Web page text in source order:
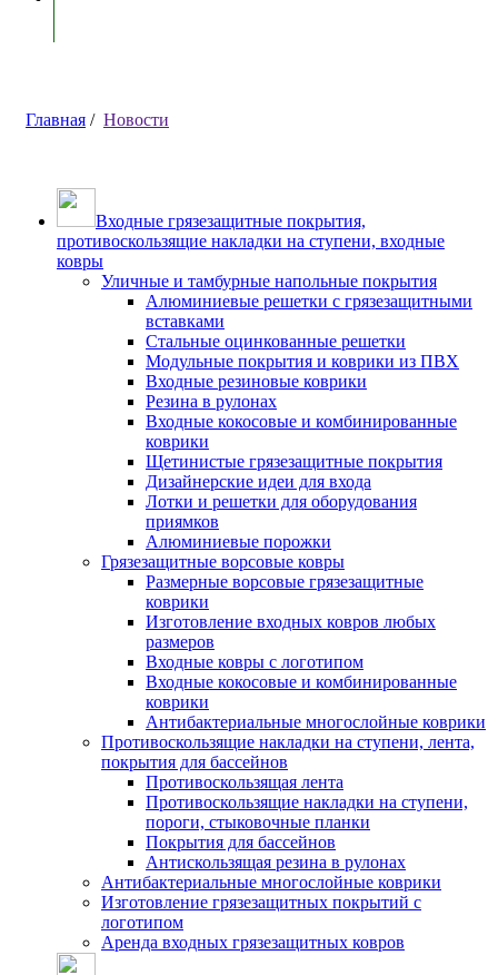
Главная / Новости
Входные грязезащитные покрытия,
противоскользящие накладки на ступени, входные
ковры
Уличные и тамбурные напольные покрытия
Алюминиевые решетки с грязезащитными
вставками
Стальные оцинкованные решетки
Модульные покрытия и коврики из ПВХ
Входные резиновые коврики
Резина в рулонах
Входные кокосовые и комбинированные
коврики
Щетинистые грязезащитные покрытия
Дизайнерские идеи для входа
Лотки и решетки для оборудования
приямков
Алюминиевые порожки
Грязезащитные ворсовые ковры
Размерные ворсовые грязезащитные
коврики
Изготовление входных ковров любых
размеров
Входные ковры с логотипом
Входные кокосовые и комбинированные
коврики
Антибактериальные многослойные коврики
Противоскользящие накладки на ступени, лента,
покрытия для бассейнов
Противоскользящая лента
Противоскользящие накладки на ступени,
пороги, стыковочные планки
Покрытия для бассейнов
Антискользящая резина в рулонах
Антибактериальные многослойные коврики
Изготовление грязезащитных покрытий с
логотипом
Аренда входных грязезащитных ковров